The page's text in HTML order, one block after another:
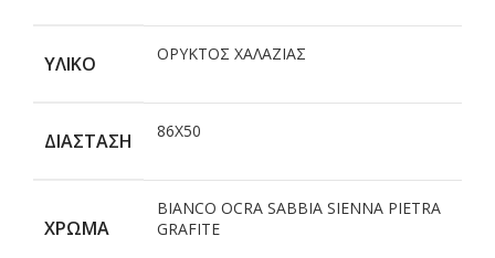
ΥΛΙΚΟ ΟΡΥΚΤΟΣ ΧΑΛΑΖΙΑΣ
ΔΙΑΣΤΑΣΗ 86Χ50
ΧΡΩΜΑ
BIANCO OCRA SABBIA SIENNA PIETRA
GRAFITE